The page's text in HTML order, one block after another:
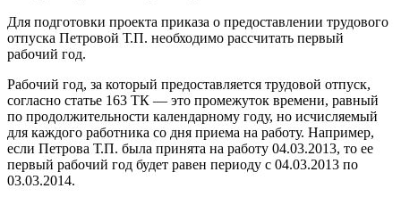
Для подготовки проекта приказа о предоставлении трудового
отпуска Петровой Т.П. необходимо рассчитать первый
рабочий год.
Рабочий год, за который предоставляется трудовой отпуск,
согласно статье 163 ТК — это промежуток времени, равный
по продолжительности календарному году, но исчисляемый
для каждого работника со дня приема на работу. Например,
если Петрова Т.П. была принята на работу 04.03.2013, то ее
первый рабочий год будет равен периоду с 04.03.2013 по
03.03.2014.